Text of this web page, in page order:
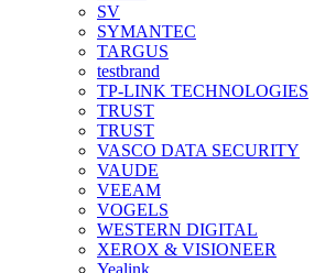
SV
SYMANTEC
TARGUS
testbrand
TP-LINK TECHNOLOGIES
TRUST
TRUST
VASCO DATA SECURITY
VAUDE
VEEAM
VOGELS
WESTERN DIGITAL
XEROX & VISIONEER
Yealink